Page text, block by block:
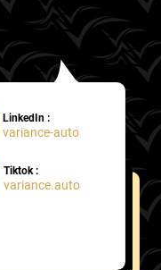
LinkedIn :
variance-auto
Tiktok :
variance.auto